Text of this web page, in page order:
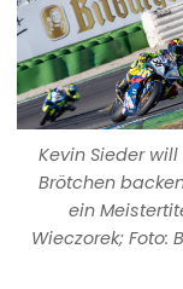
Kevin Sieder
Brötchen
ein
Wieczorek; Foto: